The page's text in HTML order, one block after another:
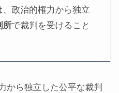
政治的権力から独立
所で裁判を受けること
から独立した公平な裁判